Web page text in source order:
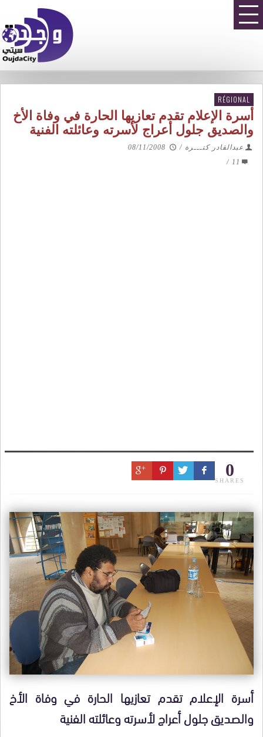
RÉGIONAL
أسرة الإعلام تقدم تعازيها الحارة في وفاة الأخ
والصديق جلول أعراج لأسرته وعائلته الفنية
عبدالقادر كتـــرة /
08/11/2008
11
/
0
SHARES
أسرة الإعلام تقدم تعازيها الحارة في وفاة الأخ
والصديق جلول أعراج لأسرته وعائلته الفنية